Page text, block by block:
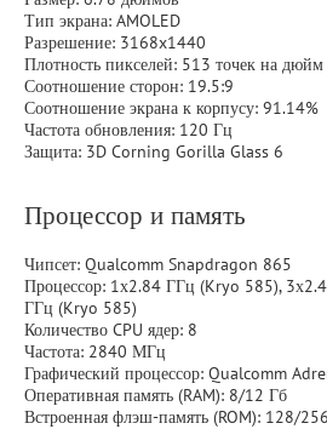
Тип экрана: AMOLED
Разрешение: 3168x1440
Плотность пикселей: 513 точек на дюйм
Соотношение сторон: 19.5:9
Соотношение экрана к корпусу: 91.14%
Частота обновления: 120 Гц
Защита: 3D Corning Gorilla Glass 6
Процессор и память
Чипсет: Qualcomm Snapdragon 865
Процессор: 1х2.84 ГГц (Kryo 585),
ГГц (Kryo 585)
Количество CPU ядер: 8
Частота: 2840 МГц
Графический процессор: Qualcomm
Оперативная память (RAM): 8/12 Гб
Встроенная флэш-память (ROM): 128/